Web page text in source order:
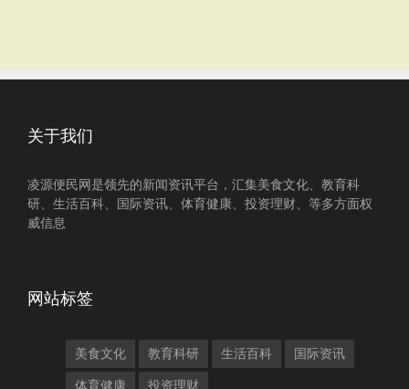
关于我们
凌源便民网是领先的新闻资讯平台，汇集美食文化、教育科
研、生活百科、国际资讯、体育健康、投资理财、等多方面权
威信息
网站标签
美食文化 教育科研 生活百科 国际资讯
体育健康 投资理财